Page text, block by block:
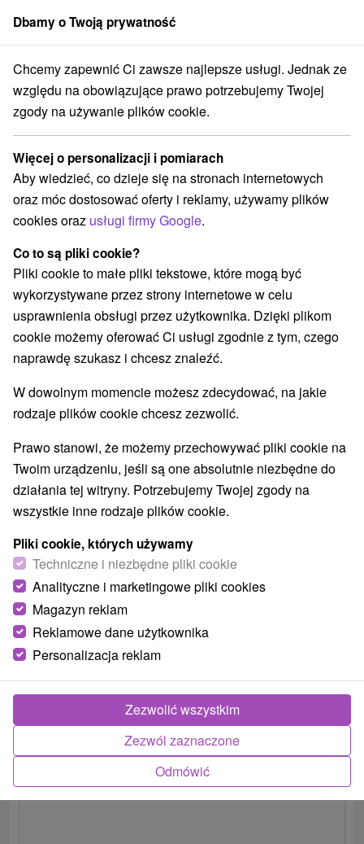
członek grupySorger
Atrakcje na Słowacji Ośrodek narciarski Chopok
Ośrodek narciarski Chopok
Kategorie
Wszystkie kategorie
Atrakcje dla dzieci(14)
Túry a turistické chodníky (8) Pola golfowe
Ośrodek narciarski (4)
Wieże obserwacyjne i chodniki(1)
Areny laserowe i paintball(1)
Ośrodki i miasteczka dziecięce (1) Wodospady (1)
Pomniki(1) Jeziora, jeziora, zbiorniki wodne (1)
Tarcze(5) Escaperoom(1)
Ogrody zoologiczne i fermy zwierząt
Muzea i galerie(3) Atrakcje turystyczne(5)
Atrakcje z adrenaliną(6) Kolejki linowe
Wsie i miasta
Mýto pod Ďumbierom(2) Tále(1)
Ośrodek narciarski Jasná - Niskie Tatry
Žilinský kraj -Jasná
Dbamy o Twoją prywatność
Chcemy zapewnić Ci zawsze najlepsze usługi. Jednak ze
względu na obowiązujące prawo potrzebujemy Twojej
zgody na używanie plików cookie.
Więcej o personalizacji i pomiarach
Aby wiedzieć, co dzieje się na stronach internetowych
oraz móc dostosować oferty i reklamy, używamy plików
cookies oraz usługi firmy Google.
Co to są pliki cookie?
Pliki cookie to małe pliki tekstowe, które mogą być
wykorzystywane przez strony internetowe w celu
usprawnienia obsługi przez użytkownika. Dzięki plikom
cookie możemy oferować Ci usługi zgodnie z tym, czego
naprawdę szukasz i chcesz znaleźć.
W dowolnym momencie możesz zdecydować, na jakie
rodzaje plików cookie chcesz zezwolić.
Prawo stanowi, że możemy przechowywać pliki cookie na
Twoim urządzeniu, jeśli są one absolutnie niezbędne do
działania tej witryny. Potrzebujemy Twojej zgody na
wszystkie inne rodzaje plików cookie.
Pliki cookie, których używamy
Techniczne i niezbędne pliki cookie
Analityczne i marketingowe pliki cookies
Magazyn reklam
Reklamowe dane użytkownika
Personalizacja reklam
Odmówić
Zezwól zaznaczone
Zezwolić wszystkim